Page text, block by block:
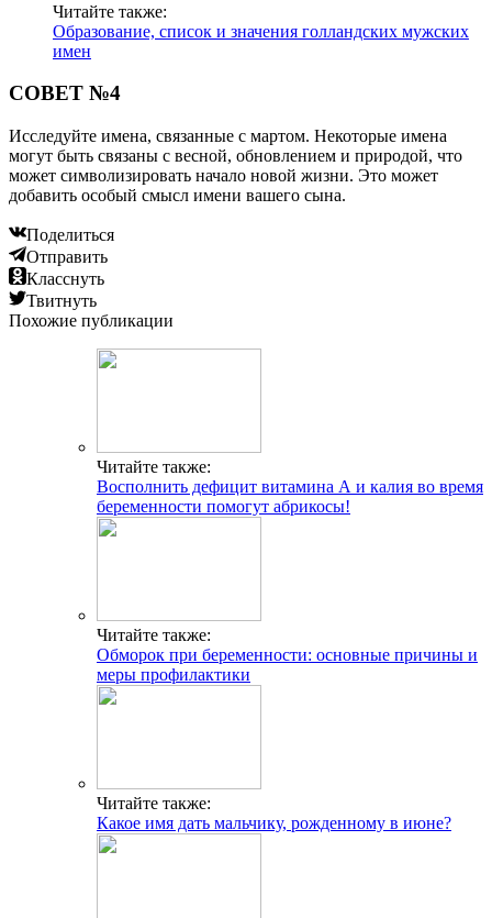
Читайте также:
Образование, список и значения голландских мужских
имен
СОВЕТ №4
Исследуйте имена, связанные с мартом. Некоторые имена
могут быть связаны с весной, обновлением и природой, что
может символизировать начало новой жизни. Это может
добавить особый смысл имени вашего сына.
Поделиться
Отправить
Класснуть
Твитнуть
Похожие публикации
Читайте также:
Восполнить дефицит витамина А и калия во время
беременности помогут абрикосы!
Читайте также:
Обморок при беременности: основные причины и
меры профилактики
Читайте также:
Какое имя дать мальчику, рожденному в июне?